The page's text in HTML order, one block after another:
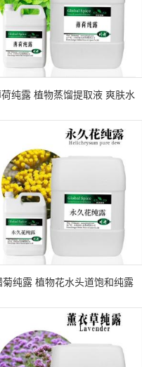
纯露 植物蒸馏提取液 爽肤水
菊纯露 植物花水头道饱和纯露